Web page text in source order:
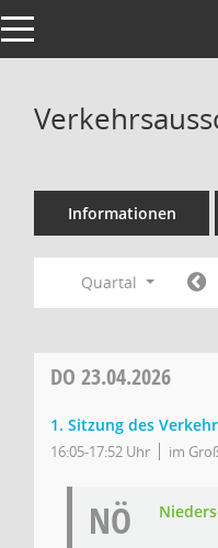
Toggle navigation
Informationen
Quartal
DO 23.04.2026
1. Sitzung des
16:05-17:52 Uhr im
NÖ